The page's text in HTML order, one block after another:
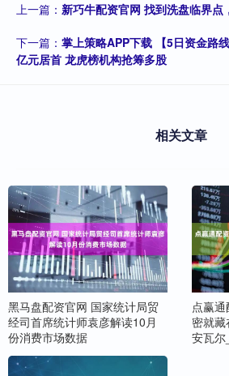
上一篇： 新巧牛配资官网 找到洗盘临界点
下一篇： 掌上策略APP下载 【5日资金路
亿元居首 龙虎榜机构抢筹多股
相关文章
黑马盘配资官网 国家统计局贸
经司首席统计师袁彦解读10月
份消费市场数据
点赢
密就藏
安瓦尔